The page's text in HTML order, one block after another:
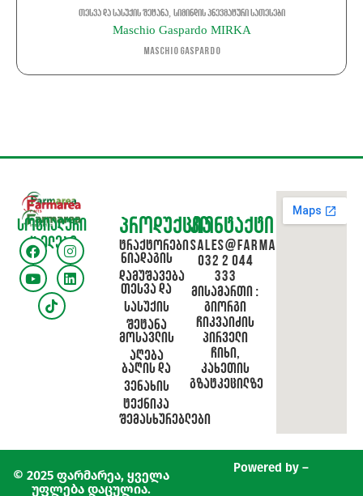
თესვა და სასუქის შეტანა, სიმინდის პნევმატური სათესები
Maschio Gaspardo MIRKA
Maschio Gaspardo
სოციალური
ქსელები
პროდუქცია
ტრაქტორები
ნიადაგის
დამუშავება
თესვა და
სასუქის
შეტანა
მოსავლის
აღება
ბაღის და
ვენახის
ტექნიკა
შემასხურებლები
კონტაქტი
sales@farmarea.ge
032 2 044
333
მისამართი :
გიორგი
ჩიკვაიძის
პირველი
ჩიხი,
კახეთის
გზატკეცილზე
© 2025 ფარმარეა, ყველა
უფლება დაცულია.
Powered by –